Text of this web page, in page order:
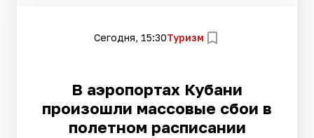
Сегодня, 15:30Туризм
В аэропортах Кубани
произошли массовые сбои в
полетном расписании